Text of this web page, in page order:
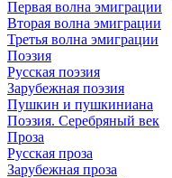
Первая волна эмиграции
Вторая волна эмиграции
Третья волна эмиграции
Поэзия
Русская поэзия
Зарубежная поэзия
Пушкин и пушкиниана
Поэзия. Серебряный век
Проза
Русская проза
Зарубежная проза